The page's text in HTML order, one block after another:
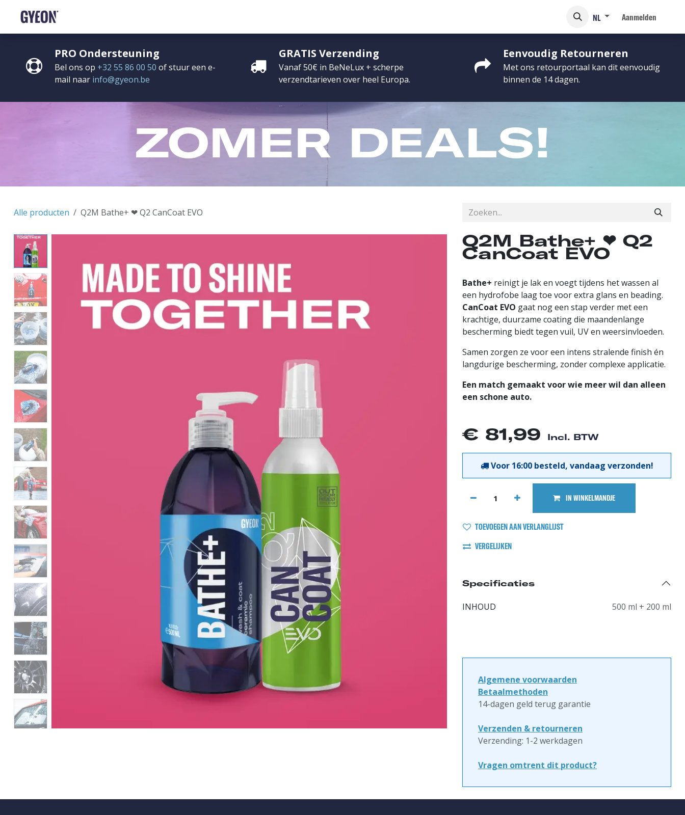
NL Aanmelden
PRO Ondersteuning
Bel ons op +32 55 86 00 50 of stuur een e-
mail naar info@gyeon.be
GRATIS Verzending
Vanaf 50€ in BeNeLux + scherpe
verzendtarieven over heel Europa.
Eenvoudig Retourneren
Met ons retourportaal kan dit eenvoudig
binnen de 14 dagen.
ZOMER DEALS!
Alle producten Q2M Bathe+ ❤︎⁠ Q2 CanCoat EVO
Q2M Bathe+ ❤︎⁠ Q2
CanCoat EVO
Bathe+ reinigt je lak en voegt tijdens het wassen al
een hydrofobe laag toe voor extra glans en beading.
CanCoat EVO gaat nog een stap verder met een
krachtige, duurzame coating die maandenlange
bescherming biedt tegen vuil, UV en weersinvloeden.
Samen zorgen ze voor een intens stralende finish én
langdurige bescherming, zonder complexe applicatie.
Een match gemaakt voor wie meer wil dan alleen
een schone auto.
€ 81,99 Incl. BTW
Voor 16:00 besteld, vandaag verzonden!
IN WINKELMANDJE
TOEVOEGEN AAN VERLANGLIJST
VERGELIJKEN
Specificaties
INHOUD 500 ml + 200 ml
Algemene voorwaarden
Betaalmethoden
14-dagen geld terug garantie
Verzenden & retourneren
Verzending: 1-2 werkdagen
Vragen omtrent dit product?